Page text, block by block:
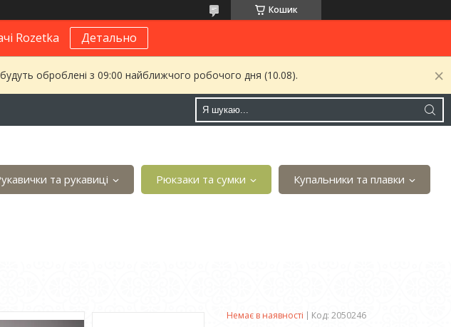
Кошик
Rozetka Детально
оброблені з 09:00 найближчого робочого дня (10.08).
та рукавиці Рюкзаки та сумки Купальники та плавки
Немає в наявності Код: 2050246